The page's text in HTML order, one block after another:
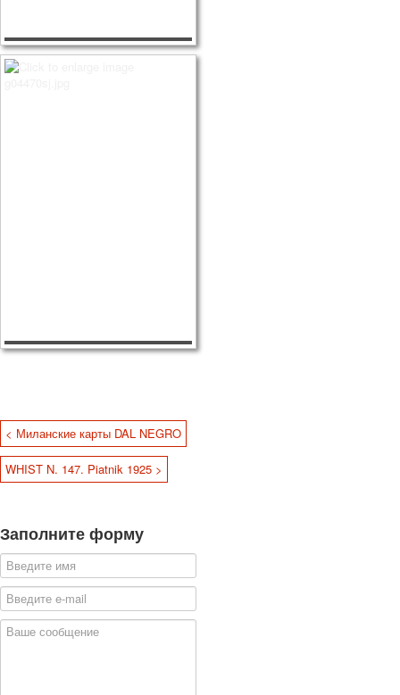
< Миланские карты DAL NEGRO
WHIST N. 147. Piatnik 1925 >
Заполните форму